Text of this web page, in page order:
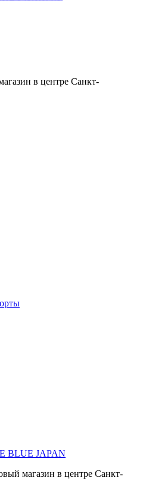
в центре Санкт-
JAPAN
магазин в центре Санкт-